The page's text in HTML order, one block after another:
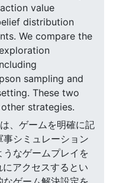
value
distribution
We compare the
sampling and
These two
strategies.
、ゲームを明確に記
シミュレーション
なゲームプレイを
アクセスするとい